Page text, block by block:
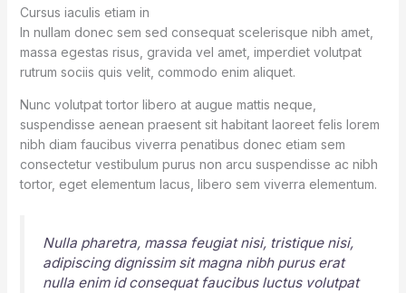
Cursus iaculis etiam in
In nullam donec sem sed consequat scelerisque nibh amet,
massa egestas risus, gravida vel amet, imperdiet volutpat
rutrum sociis quis velit, commodo enim aliquet.
Nunc volutpat tortor libero at augue mattis neque,
suspendisse aenean praesent sit habitant laoreet felis lorem
nibh diam faucibus viverra penatibus donec etiam sem
consectetur vestibulum purus non arcu suspendisse ac nibh
tortor, eget elementum lacus, libero sem viverra elementum.
Nulla pharetra, massa feugiat nisi, tristique nisi,
adipiscing dignissim sit magna nibh purus erat
nulla enim id consequat faucibus luctus volutpat